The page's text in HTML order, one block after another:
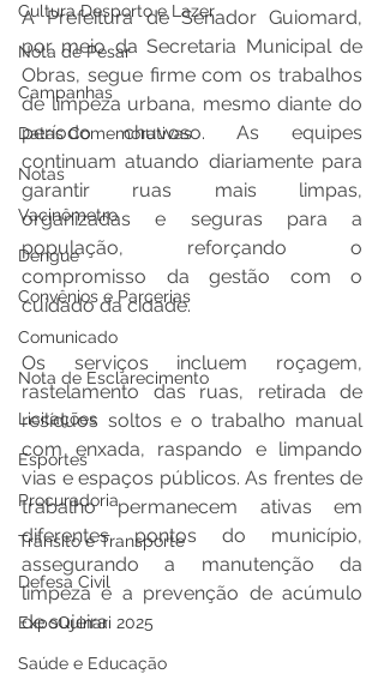
Cultura Desporto e Lazer
Nota de Pesar
Campanhas
Datas Comemorativas
Notas
Vacinômetro
Dengue
Convênios e Parcerias
Comunicado
Nota de Esclarecimento
Licitações
Esportes
Procuradoria
Trânsito e Transporte
Defesa Civil
ExpoQuinari 2025
Saúde e Educação
A Prefeitura de Senador Guiomard,
por meio da Secretaria Municipal de
Obras, segue firme com os trabalhos
de limpeza urbana, mesmo diante do
período chuvoso. As equipes
continuam atuando diariamente para
garantir ruas mais limpas,
organizadas e seguras para a
população, reforçando o
compromisso da gestão com o
cuidado da cidade.
Os serviços incluem roçagem,
rastelamento das ruas, retirada de
resíduos soltos e o trabalho manual
com enxada, raspando e limpando
vias e espaços públicos. As frentes de
trabalho permanecem ativas em
diferentes pontos do município,
assegurando a manutenção da
limpeza e a prevenção de acúmulo
de sujeira.